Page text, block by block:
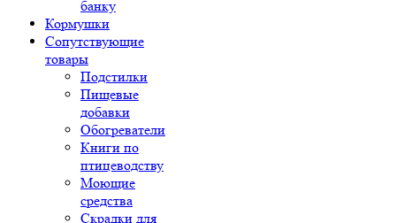
банку
Кормушки
Сопутствующие
товары
Подстилки
Пищевые
добавки
Обогреватели
Книги по
птицеводству
Моющие
средства
Скрадки для